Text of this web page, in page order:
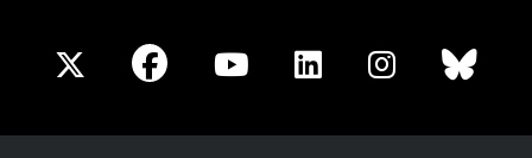
Share
X
Share
Facebook
Share
Youtube
Share
LinkedIn
Share
Instagram